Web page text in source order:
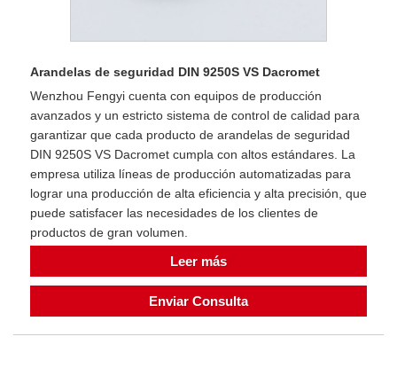
Arandelas de seguridad DIN 9250S VS Dacromet
Wenzhou Fengyi cuenta con equipos de producción
avanzados y un estricto sistema de control de calidad para
garantizar que cada producto de arandelas de seguridad
DIN 9250S VS Dacromet cumpla con altos estándares. La
empresa utiliza líneas de producción automatizadas para
lograr una producción de alta eficiencia y alta precisión, que
puede satisfacer las necesidades de los clientes de
productos de gran volumen.
Leer más
Enviar Consulta